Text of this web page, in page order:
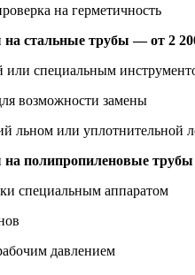
на герметичность
на стальные трубы — от 2
или специальным
возможности замены
льном или уплотнительной
на полипропиленовые
специальным аппаратом
давлением